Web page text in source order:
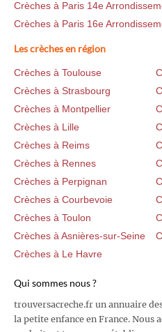
Crèches à Paris 14e
Crèches à Paris 16e
Les crèches en région
Crèches à Toulouse
Crèches à Strasbourg
Crèches à Montpellier
Crèches à Lille
Crèches à Reims
Crèches à Rennes
Crèches à Perpignan
Crèches à Courbevoie
Crèches à Toulon
Crèches à Asnières-sur-Seine
Crèches à Le Havre
Qui sommes nous ?
trouversacreche.fr un annuaire
la petite enfance en France. Nous